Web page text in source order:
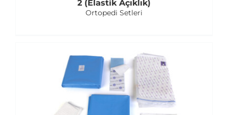
2 (Elastik Açıklık)
Ortopedi Setleri